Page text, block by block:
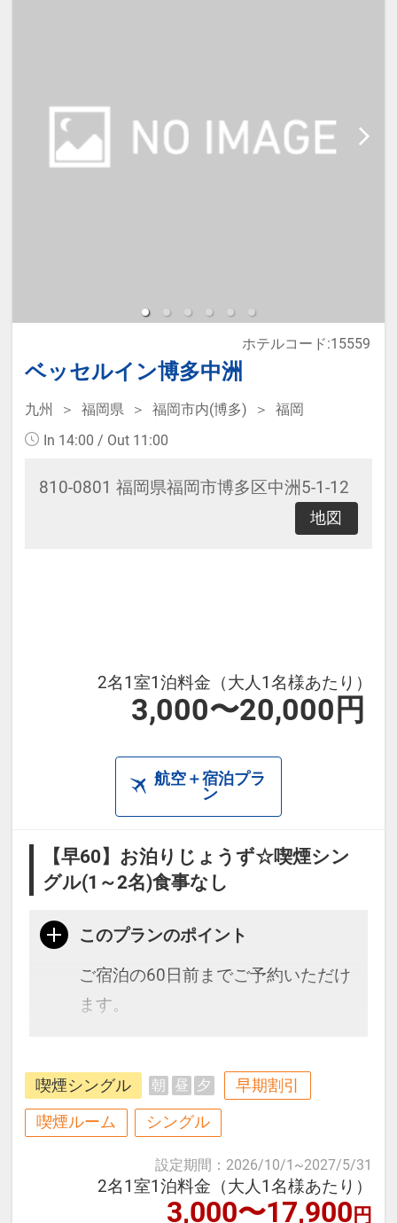
ベッセルイン博多中洲
ホテルコード:15559
九州 福岡県 福岡市内(博多)
福岡
In 14:00 / Out 11:00
810-0801 福岡県福岡市博多区中洲5-1-12
地図
2名1室1泊料金（大人1名様あたり）
3,000〜20,000円
航空＋宿泊プラ
ン
【早60】お泊りじょうず☆喫煙シン
グル(1～2名)食事なし
このプランのポイント
ご宿泊の60日前までご予約いただけ
ます。
す。全室シモンズ社製のベッドで快
適♪
≪お部屋タイプ≫スタンダードシン
グル 11平米 バス・トイレ付
喫煙シングル 朝 昼 夕 早期割引
喫煙ルーム シングル
設定期間 ： 2026/10/1 ~2027/5/31
2名1室1泊料金（大人1名様あたり）
3,000〜17,900円